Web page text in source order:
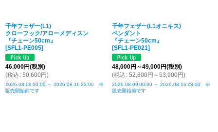
千年フェザー(L1)
クローフック/アローメディスン
『チェーン50cm』
[SFL1-PE005]
46,000円(税別)
(税込 : 50,600円)
2026.08.09 00:00 ～ 2026.08.16 23:00 ※
販売開始前です
千年フェザー(L1オニキス)
ペンダント
『チェーン50cm』
[SFL1-PE021]
48,000円 ～49,000円(税別)
(税込 : 52,800円 ～53,900円)
2026.08.09 00:00 ～ 2026.08.16 23:00 ※
販売開始前です